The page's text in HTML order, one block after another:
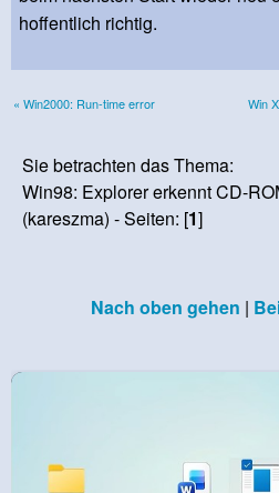
hoffentlich richtig.
« Win2000: Run-time error Win
Sie betrachten das Thema:
Win98: Explorer erkennt CD-
(kareszma) - Seiten: [1]
Nach oben gehen |